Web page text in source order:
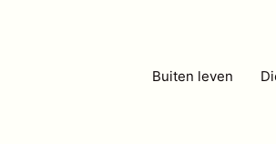
Buiten leven